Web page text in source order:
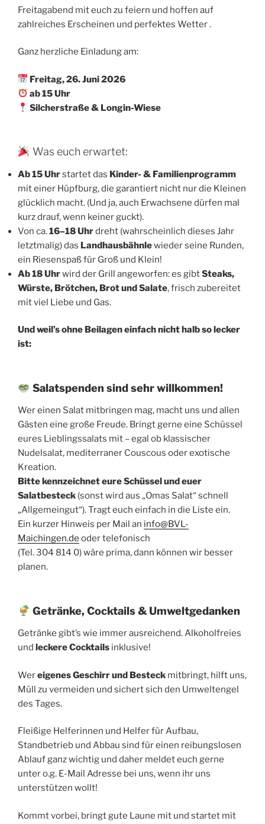
Freitagabend mit euch zu feiern und hoffen auf
zahlreiches Erscheinen und perfektes Wetter .
Ganz herzliche Einladung am:
Freitag, 26. Juni 2026
ab 15 Uhr
Silcherstraße & Longin-Wiese
Was euch erwartet:
Ab 15 Uhrstartet das Kinder- & Familienprogramm
mit einer Hüpfburg, die garantiert nicht nur die Kleinen
glücklich macht. (Und ja, auch Erwachsene dürfen mal
kurz drauf, wenn keiner guckt).
Von ca.16–18 Uhrdreht (wahrscheinlich dieses Jahr
letztmalig) das Landhausbähnlewieder seine Runden,
ein Riesenspaß für Groß und Klein!
Ab 18 Uhrwird der Grill angeworfen: es gibtSteaks,
Würste, Brötchen, Brot und Salate, frisch zubereitet
mit viel Liebe und Gas.
Und weil’s ohne Beilagen einfach nicht halb so lecker
ist:
Salatspenden sind sehr willkommen!
Wer einen Salat mitbringen mag, macht uns und allen
Gästen eine große Freude. Bringt gerne eine Schüssel
eures Lieblingssalats mit – egal ob klassischer
Nudelsalat, mediterraner Couscous oder exotische
Kreation.
Bitte kennzeichnet eure Schüssel und euer
Salatbesteck (sonst wird aus „Omas Salat“ schnell
„Allgemeingut“). Tragt euch einfach in die Liste ein.
Ein kurzer Hinweis per Mail an info@BVL-
Maichingen.de oder telefonisch
(Tel. 304 814 0) wäre prima, dann können wir besser
planen.
Getränke, Cocktails & Umweltgedanken
Getränke gibt’s wie immer ausreichend. Alkoholfreies
und leckere Cocktails inklusive!
Wereigenes Geschirr und Besteck mitbringt, hilft uns,
Müll zu vermeiden und sichert sich den Umweltengel
des Tages.
Fleißige Helferinnen und Helfer für Aufbau,
Standbetrieb und Abbau sind für einen reibungslosen
Ablauf ganz wichtig und daher meldet euch gerne
unter o.g. E-Mail Adresse bei uns, wenn ihr uns
unterstützen wollt!
Kommt vorbei, bringt gute Laune mit und startet mit